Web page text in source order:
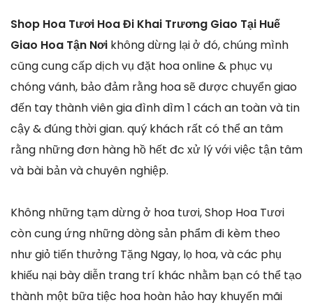
Shop Hoa Tươi Hoa Đi Khai Trương Giao Tại Huế
Giao Hoa Tận Nơi không dừng lại ở đó, chúng mình
cũng cung cấp dịch vụ đặt hoa online & phục vụ
chóng vánh, bảo đảm rằng hoa sẽ được chuyển giao
đến tay thành viên gia đình dìm 1 cách an toàn và tin
cậy & đúng thời gian. quý khách rất có thể an tâm
rằng những đơn hàng hồ hết đc xử lý với việc tận tâm
và bài bản và chuyên nghiệp.
Không những tạm dừng ở hoa tươi, Shop Hoa Tươi
còn cung ứng những dòng sản phẩm đi kèm theo
như giỏ tiến thưởng Tặng Ngay, lọ hoa, và các phụ
khiếu nại bày diễn trang trí khác nhằm bạn có thể tạo
thành một bữa tiệc hoa hoàn hảo hay khuyến mãi